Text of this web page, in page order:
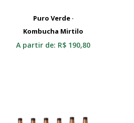
Selecionar
Puro Verde ·
Kombucha Mirtilo
A partir de: R$ 190,80